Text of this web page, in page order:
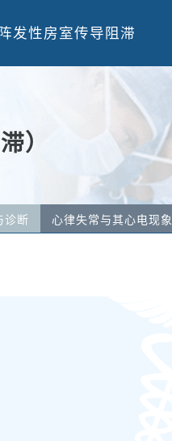
发性房室传导阻滞
）
诊断
心律失常与其心电现象